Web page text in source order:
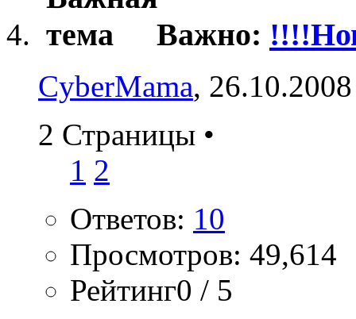
Важно:
CyberMama,
2 Страницы •
1 2
Ответов: 10
Просмотров: 49,614
Рейтинг0 / 5